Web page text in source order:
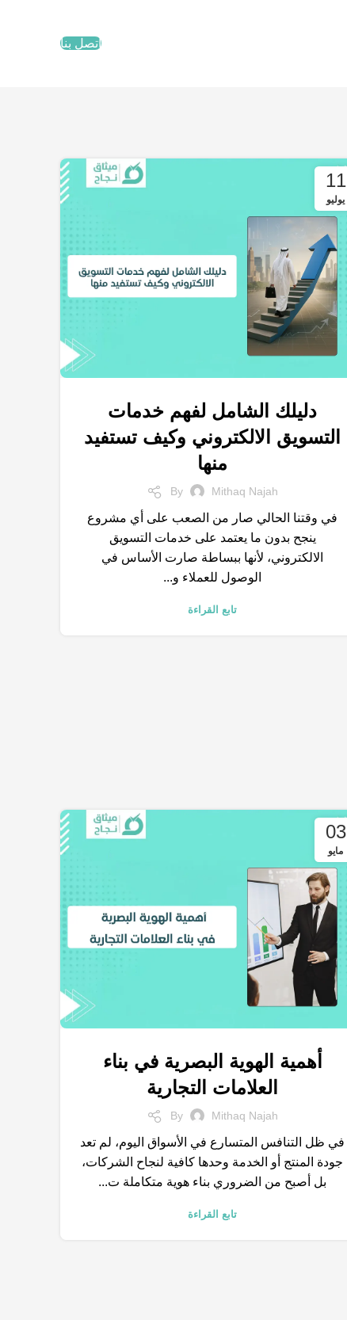
اتصل بنا
11
يوليو
محركات البحث التسويق الالكتروني متجر الكتروني
وسائل التواصل الاجتماعي
دليلك الشامل لفهم خدمات
التسويق الالكتروني وكيف تستفيد
منها
By Mithaq Najah
في وقتنا الحالي صار من الصعب على أي مشروع
ينجح بدون ما يعتمد على خدمات التسويق
الالكتروني، لأنها ببساطة صارت الأساس في
الوصول للعملاء و...
تابع القراءة
03
مايو
التسويق الالكتروني, السيو العلامة التجارية الكلمات المفتاحية
خدمات التسويق الالكتروني,متجر الكتروني
أهمية الهوية البصرية في بناء
العلامات التجارية
By Mithaq Najah
في ظل التنافس المتسارع في الأسواق اليوم، لم تعد
جودة المنتج أو الخدمة وحدها كافية لنجاح الشركات،
بل أصبح من الضروري بناء هوية متكاملة ت...
تابع القراءة